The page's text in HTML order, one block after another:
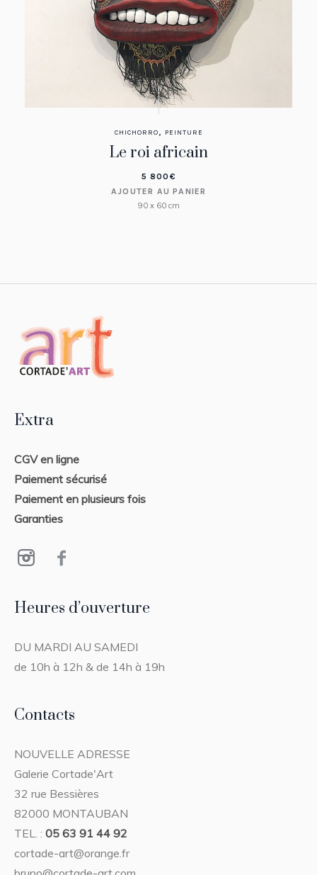
CHICHORRO, PEINTURE
Le roi africain
5 800 €
AJOUTER AU PANIER
90 x 60 cm
Extra
CGV en ligne
Paiement sécurisé
Paiement en plusieurs fois
Garanties
Heures d’ouverture
DU MARDI AU SAMEDI
de 10h à 12h & de 14h à 19h
Contacts
NOUVELLE ADRESSE
Galerie Cortade'Art
32 rue Bessières
82000 MONTAUBAN
TEL. :05 63 91 44 92
cortade-art@orange.fr